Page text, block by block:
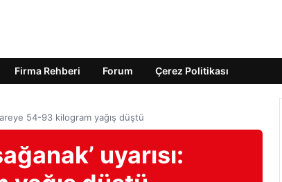
Firma Rehberi Forum Çerez Politikası
54-93 kilogram yağış düştü
uyarısı: